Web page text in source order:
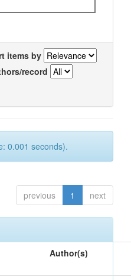
items by
record
0.001 seconds).
previous 1 next
Author(s)